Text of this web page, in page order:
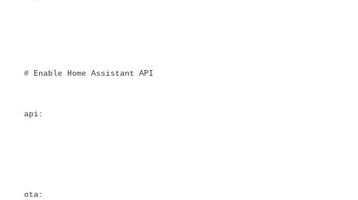
# Enable Home Assistant API
api:
ota: